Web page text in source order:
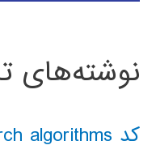
نوشته‌های
کد classical AI search algorithms